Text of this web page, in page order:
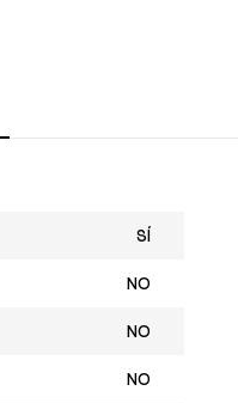
SÍ
NO
NO
NO